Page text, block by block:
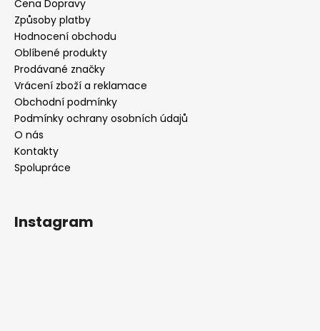
Cena Dopravy
Způsoby platby
Hodnocení obchodu
Oblíbené produkty
Prodávané značky
Vrácení zboží a reklamace
Obchodní podmínky
Podmínky ochrany osobních údajů
O nás
Kontakty
Spolupráce
Instagram